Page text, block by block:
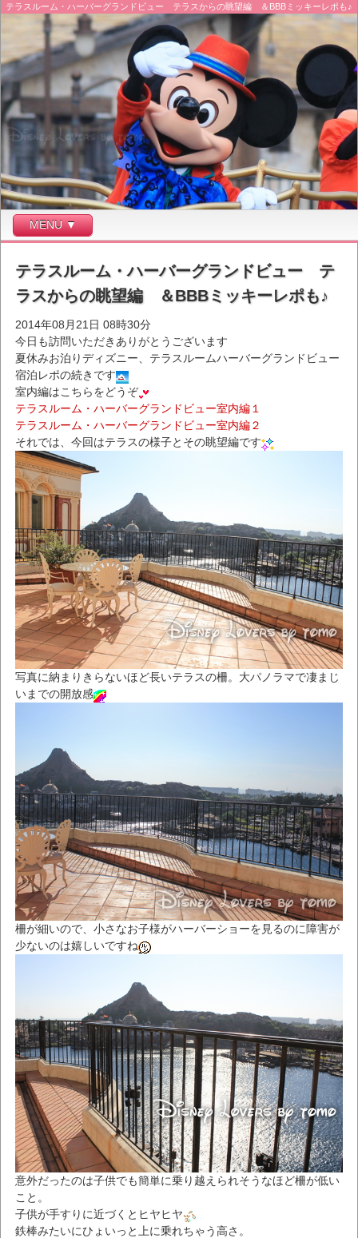
テラスルーム・ハーバーグランドビュー テラスからの眺望編 ＆BBBミッキーレポも♪
MENU ▼
テラスルーム・ハーバーグランドビュー テ
ラスからの眺望編 ＆BBBミッキーレポも♪
2014年08月21日 08時30分
今日も訪問いただきありがとうございます
夏休みお泊りディズニー、テラスルームハーバーグランドビュー
宿泊レポの続きです
室内編はこちらをどうぞ
テラスルーム・ハーバーグランドビュー室内編１
テラスルーム・ハーバーグランドビュー室内編２
それでは、今回はテラスの様子とその眺望編です
写真に納まりきらないほど長いテラスの柵。大パノラマで凄まじ
いまでの開放感
柵が細いので、小さなお子様がハーバーショーを見るのに障害が
少ないのは嬉しいですね
意外だったのは子供でも簡単に乗り越えられそうなほど柵が低い
こと。
子供が手すりに近づくとヒヤヒヤ
鉄棒みたいにひょいっと上に乗れちゃう高さ。